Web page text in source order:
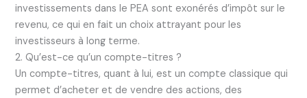
investissements dans le PEA sont exonérés d’impôt sur le
revenu, ce qui en fait un choix attrayant pour les
investisseurs à long terme.
2. Qu’est-ce qu’un compte-titres ?
Un compte-titres, quant à lui, est un compte classique qui
permet d’acheter et de vendre des actions, des